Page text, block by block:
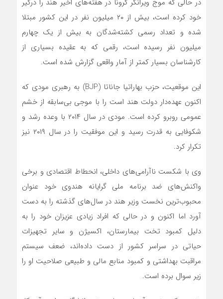
در حالی که موج ویرانگر کرونا در هفته‌های اخیر هند را درگیر
خود کرده است، بیش از ۲۰ میلیون نفر در این کشور مبتلا
شده و تعداد رسمی کشته‌شدگان به بیش از یک چهارم
میلیون نفر رسیده است، رقمی که به عقیده بسیاری از
کارشناسان بسیار کمتر از آمار واقعی گزارش شده است.
این موقعیت، حزب بهاراتیا جاناتا (BJP) به رهبری مودی که
اکنون عهده‌دار دولت هند است را با موجی بی‌سابقه از خشم
عمومی روبرو کرده است. مودی در سال ۲۰۱۴ با وعده رشد و
شکوفایی به قدرت رسید و این موفقیت را در سال ۲۰۱۹ نیز
تکرار کرد.
وی با شکست ناآرامی‌های داخلی، انحطاط اقتصادی و برخی
واکنش‌های ضد برنامه ملی گرایانه هندوی خود عنوان
محبوب‌ترین نخست وزیر هند در سال‌های گذشته را به دست
آورد اما اکنون و در حالی که افراد زیادی عزیزان خود را به
دلیل کمبود تخت بیمارستان، اکسیژن و سایر تجهیزات
حیاتی در سراسر کشور از دست داده‌اند، ضعف سیستم
مراقبت بهداشتی و کمبود منابع مالی و طبیعی صلاحیت او را
زیر سوال برده است.